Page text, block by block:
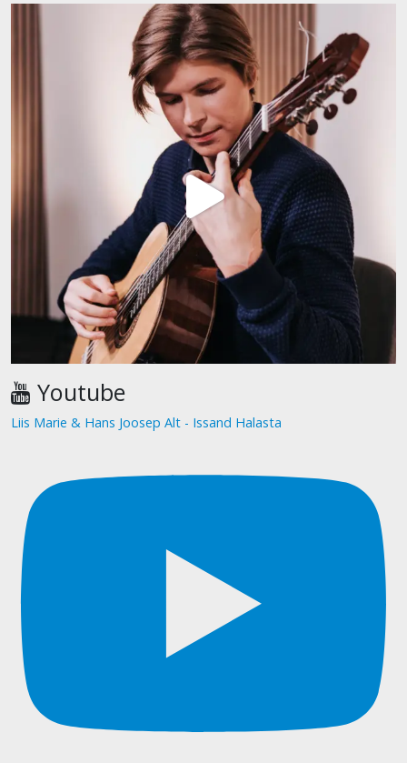
Youtube
Liis Marie & Hans Joosep Alt - Issand Halasta